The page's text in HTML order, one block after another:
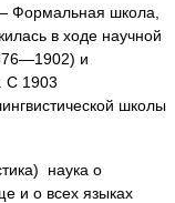
Формальная школа,
в ходе научной
и
С 1903
школы
наука о
и о всех языках